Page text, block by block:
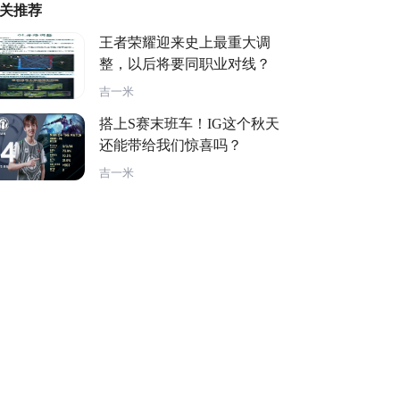
推荐
王者荣耀迎来史上最重大调
整，以后将要同职业对线？
吉一米
搭上S赛末班车！IG这个秋天
还能带给我们惊喜吗？
吉一米